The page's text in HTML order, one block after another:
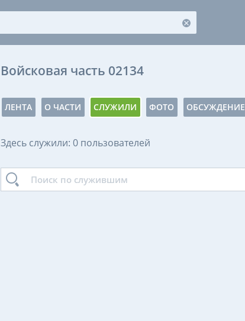
Войсковая часть 02134
ЛЕНТА О ЧАСТИ СЛУЖИЛИ ФОТО ОБСУЖДЕНИЕ
Здесь служили: 0 пользователей